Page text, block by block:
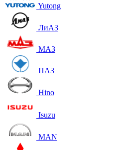
Yutong
ЛиАЗ
МАЗ
ПАЗ
Hino
Isuzu
MAN